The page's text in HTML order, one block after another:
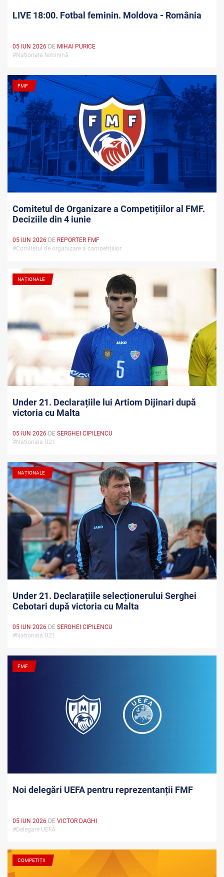
LIVE 18:00. Fotbal feminin. Moldova - România
05 IUN 2026 DE MIHAI PURICE
#Naționala feminină
FMF
Comitetul de Organizare a Competițiilor al FMF.
Deciziile din 4 iunie
05 IUN 2026 DE REPORTER FMF
#Comitetul de organizare a competițiilor
NAȚIONALE
Under 21. Declarațiile lui Artiom Dijinari după
victoria cu Malta
05 IUN 2026 DE SERGHEI CIPILENCU
#Naționala U21
NAȚIONALE
Under 21. Declarațiile selecționerului Serghei
Cebotari după victoria cu Malta
05 IUN 2026 DE SERGHEI CIPILENCU
#Naționala U21
FMF
Noi delegări UEFA pentru reprezentanții FMF
05 IUN 2026 DE VICTOR DAGHI
#Delegare UEFA
COMPETIȚII